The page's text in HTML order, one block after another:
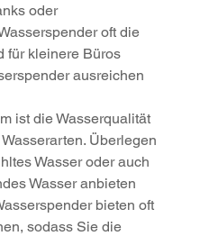
oder
oft die
für kleinere Büros
ausreichen
ist die Wasserqualität
Überlegen
Wasser oder auch
Wasser anbieten
bieten oft
sodass Sie die